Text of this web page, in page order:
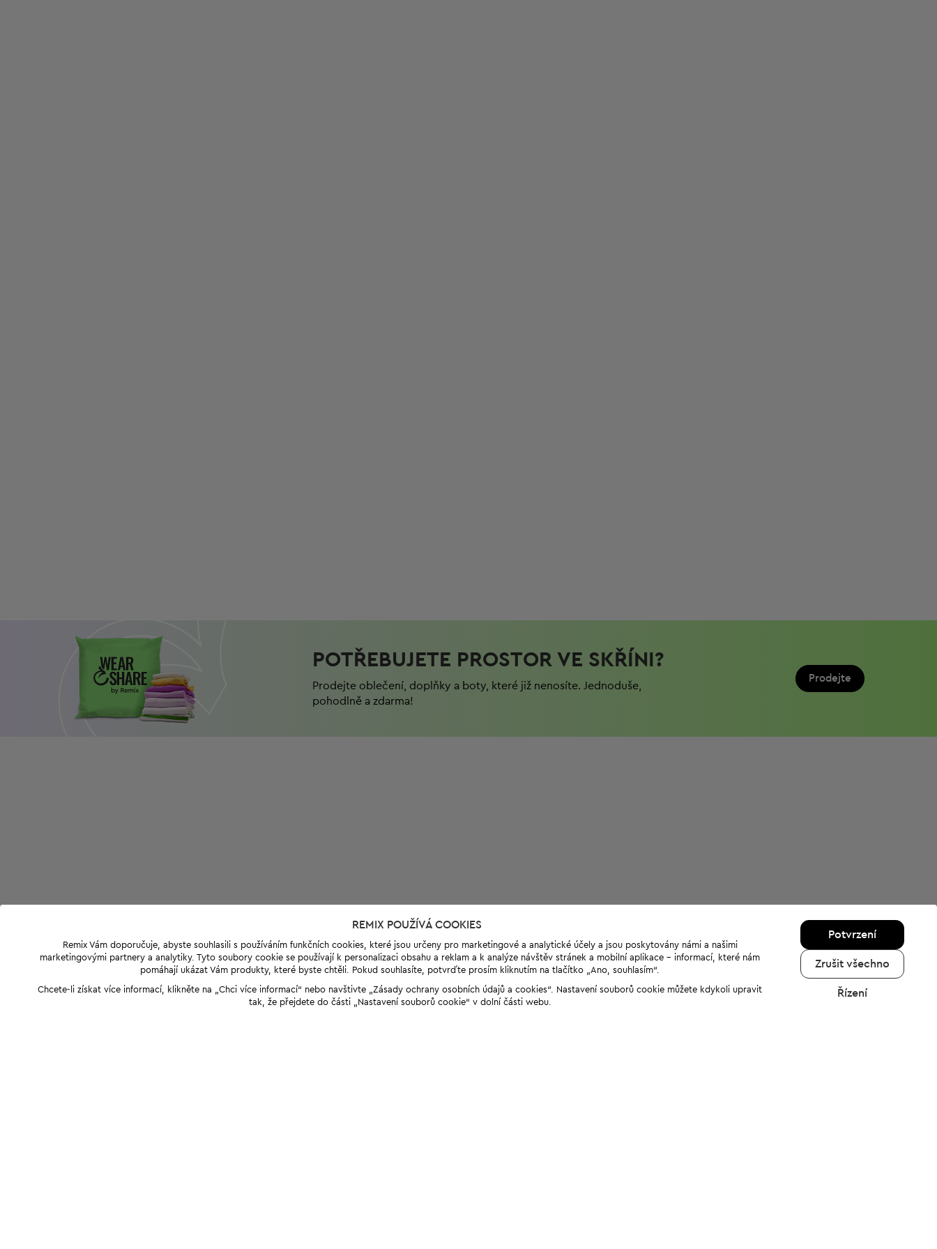
POTŘEBUJETE PROSTOR VE SKŘÍNI?
Prodejte oblečení, doplňky a boty, které již nenosíte. Jednoduše,
pohodlně a zdarma!
Prodejte
REMIX POUŽÍVÁ COOKIES
Remix Vám doporučuje, abyste souhlasili s používáním funkčních cookies, které jsou určeny pro marketingové a analytické účely a jsou poskytovány námi a našimi
marketingovými partnery a analytiky. Tyto soubory cookie se používají k personalizaci obsahu a reklam a k analýze návštěv stránek a mobilní aplikace - informací, které nám
pomáhají ukázat Vám produkty, které byste chtěli. Pokud souhlasíte, potvrďte prosím kliknutím na tlačítko „Ano, souhlasím“.
Chcete-li získat více informací, klikněte na „Chci více informací“ nebo navštivte „Zásady ochrany osobních údajů a cookies“. Nastavení souborů cookie můžete kdykoli upravit
tak, že přejdete do části „Nastavení souborů cookie“ v dolní části webu.
Potvrzení
Zrušit všechno
Řízení